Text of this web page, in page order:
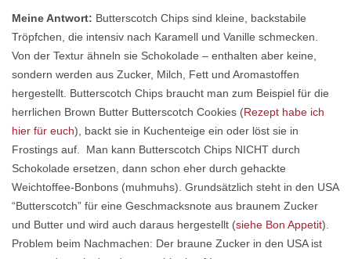
Meine Antwort: Butterscotch Chips sind kleine, backstabile
Tröpfchen, die intensiv nach Karamell und Vanille schmecken.
Von der Textur ähneln sie Schokolade – enthalten aber keine,
sondern werden aus Zucker, Milch, Fett und Aromastoffen
hergestellt. Butterscotch Chips braucht man zum Beispiel für die
herrlichen Brown Butter Butterscotch Cookies (Rezept habe ich
hier für euch), backt sie in Kuchenteige ein oder löst sie in
Frostings auf. Man kann Butterscotch Chips NICHT durch
Schokolade ersetzen, dann schon eher durch gehackte
Weichtoffee-Bonbons (muhmuhs). Grundsätzlich steht in den USA
“Butterscotch” für eine Geschmacksnote aus braunem Zucker
und Butter und wird auch daraus hergestellt (siehe Bon Appetit).
Problem beim Nachmachen: Der braune Zucker in den USA ist